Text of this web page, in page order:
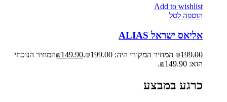
Add to wishlist
הוספה לסל
אליאס ישראל ALIAS
₪199.00 המחיר המקורי היה: ₪199.00. ₪149.90
המחיר הנוכחי
הוא: ₪149.90.
כרגע במבצע